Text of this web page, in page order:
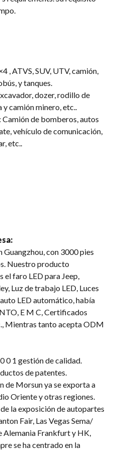
, ATVS, SUV, UTV, camión,
y tanques.
dozer, rodillo de
camión minero, etc..
de bomberos, autos
vehículo de comunicación,
etc..
con 3000 pies
Nuestro producto
faro LED para Jeep,
Luz de trabajo LED, Luces
LED automático, había
E M C, Certificados
Mientras tanto acepta ODM
0 1 gestión de calidad.
de patentes.
de Morsun ya se exporta a
Oriente y otras regiones.
la exposición de autopartes
Fair, Las Vegas Sema/
Alemania Frankfurt y HK,
se ha centrado en la